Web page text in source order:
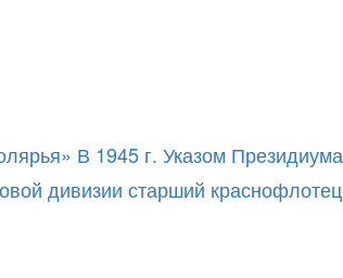
В 1945 г. Указом
дивизии старший